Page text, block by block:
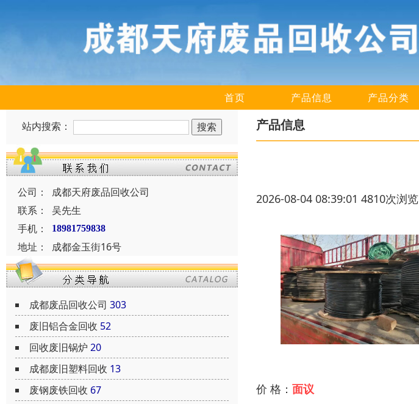
首页 产品信息 产品分类
站内搜索：
公司：
成都天府废品回收公司
联系：
吴先生
手机：
18981759838
地址： 成都金玉街16号
成都废品回收公司 303
废旧铝合金回收 52
回收废旧锅炉 20
成都废旧塑料回收 13
废钢废铁回收 67
产品信息
2026-08-04 08:39:01 4810次浏览
价 格： 面议